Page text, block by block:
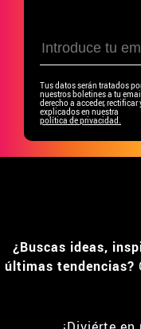
Tus datos serán tratados
nuestros boletines a tu
derecho a acceder,
explicados en nuestra
política de privacidad.
¿Buscas ideas,
últimas tendencias?